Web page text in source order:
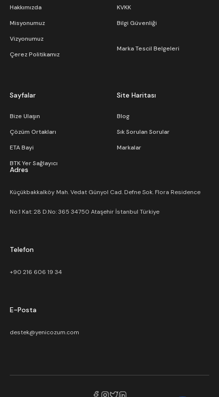
Hakkımızda
Misyonumuz
Vizyonumuz
Çerez Politikamız
KVKK
Bilgi Güvenliği
Marka Tescil Belgeleri
Sayfalar
Bize Ulaşın
Çözüm Ortakları
ETA Bayi
BTK Yer Sağlayıcı
Site Haritası
Blog
Sık Sorulan Sorular
Markalar
Adres
Küçükbakkalköy Mah. Vedat Günyol Cad. Defne Sok. Flora Residence
No:1 Kat: 28 D.No: 365 34750 Ataşehir İstanbul Türkiye
Telefon
+90 216 606 19 34
E-Posta
destek@yenicozum.com